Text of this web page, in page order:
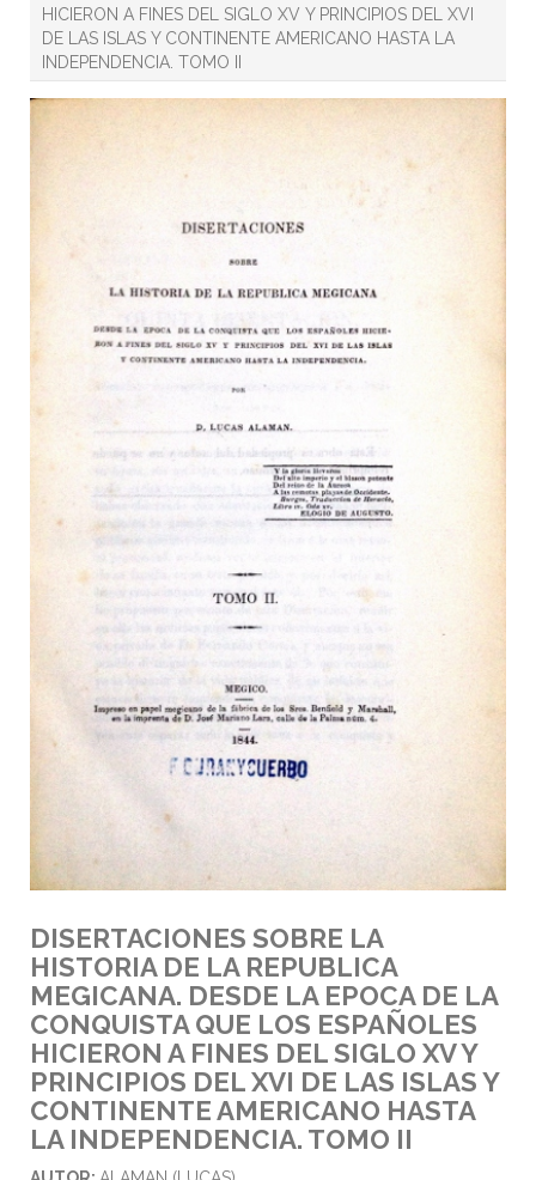
HICIERON A FINES DEL SIGLO XV Y PRINCIPIOS DEL XVI
DE LAS ISLAS Y CONTINENTE AMERICANO HASTA LA
INDEPENDENCIA. TOMO II
DISERTACIONES SOBRE LA
HISTORIA DE LA REPUBLICA
MEGICANA. DESDE LA EPOCA DE LA
CONQUISTA QUE LOS ESPAÑOLES
HICIERON A FINES DEL SIGLO XV Y
PRINCIPIOS DEL XVI DE LAS ISLAS Y
CONTINENTE AMERICANO HASTA
LA INDEPENDENCIA. TOMO II